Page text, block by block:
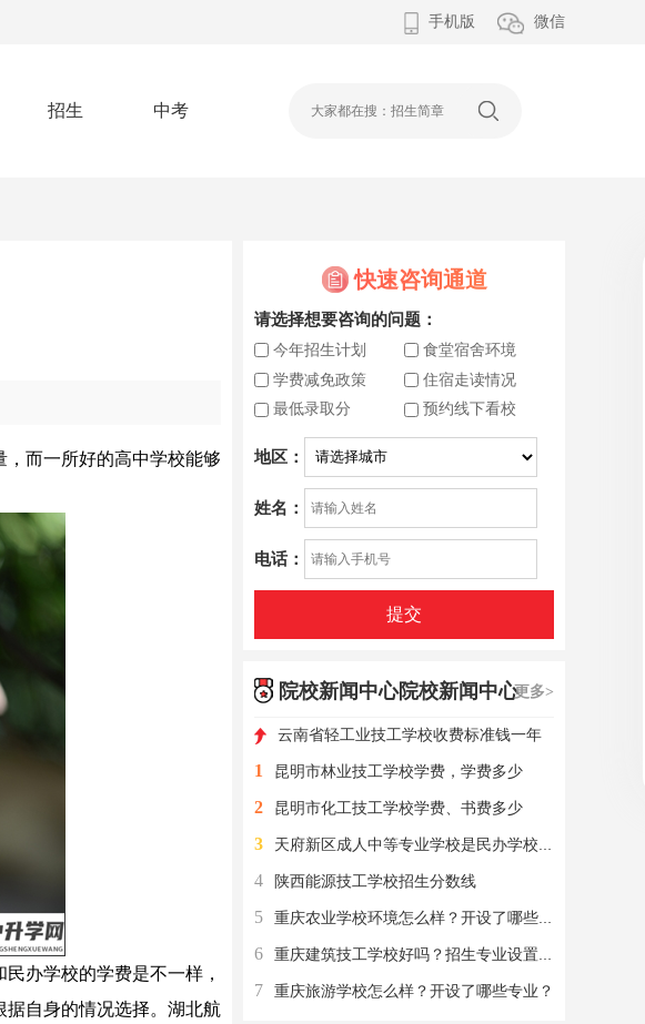
手机版 微信
招生 中考
而一所好的高中学校能够
办学校的学费是不一样，
自身的情况选择。湖北航
快速咨询通道
请选择想要咨询的问题：
今年招生计划
食堂宿舍环境
学费减免政策
住宿走读情况
最低录取分
预约线下看校
地区：
姓名：
电话：
提交
院校新闻中心院校新闻中心更多>
云南省轻工业技工学校收费标准钱一年
1 昆明市林业技工学校学费，学费多少
2 昆明市化工技工学校学费、书费多少
3 天府新区成人中等专业学校是民办学校还是公办学校？
4 陕西能源技工学校招生分数线
5 重庆农业学校环境怎么样？开设了哪些专业？
6 重庆建筑技工学校好吗？招生专业设置有？
7 重庆旅游学校怎么样？开设了哪些专业？